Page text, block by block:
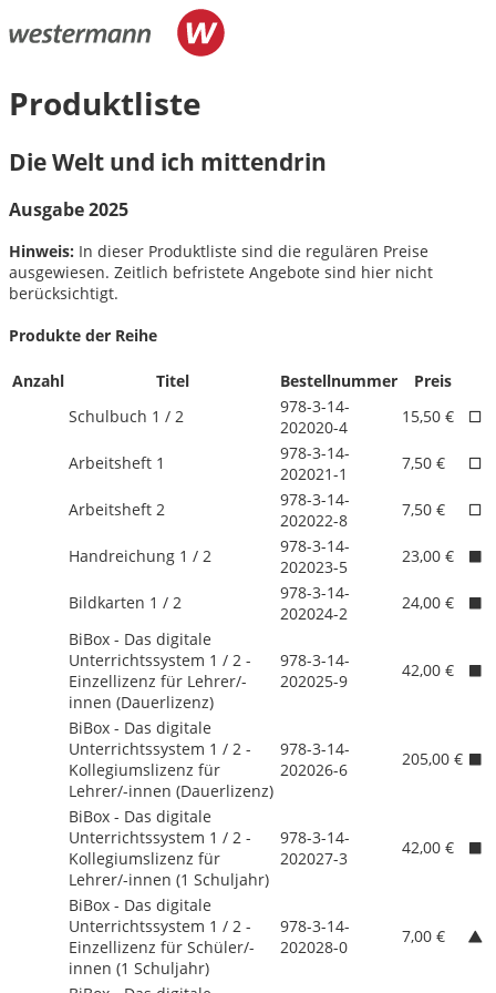
Produktliste
Die Welt und ich mittendrin
Ausgabe 2025
Hinweis: In dieser Produktliste sind die regulären Preise
ausgewiesen. Zeitlich befristete Angebote sind hier nicht
berücksichtigt.
Produkte der Reihe
Anzahl Titel Bestellnummer
Preis
Schulbuch 1 / 2
978-3-14-
202020-4
15,50 €
Arbeitsheft 1
978-3-14-
202021-1
7,50 €
Arbeitsheft 2
978-3-14-
202022-8
7,50 €
Handreichung 1 / 2
978-3-14-
202023-5
23,00 €
Bildkarten 1 / 2
978-3-14-
202024-2
24,00 €
BiBox - Das digitale
Unterrichtssystem 1 / 2 -
Einzellizenz für Lehrer/-
innen (Dauerlizenz)
978-3-14-
202025-9
42,00 €
BiBox - Das digitale
Unterrichtssystem 1 / 2 -
Kollegiumslizenz für
Lehrer/-innen (Dauerlizenz)
978-3-14-
202026-6
205,00 €
BiBox - Das digitale
Unterrichtssystem 1 / 2 -
Kollegiumslizenz für
Lehrer/-innen (1 Schuljahr)
978-3-14-
202027-3
42,00 €
BiBox - Das digitale
Unterrichtssystem 1 / 2 -
Einzellizenz für Schüler/-
innen (1 Schuljahr)
978-3-14-
202028-0
7,00 €